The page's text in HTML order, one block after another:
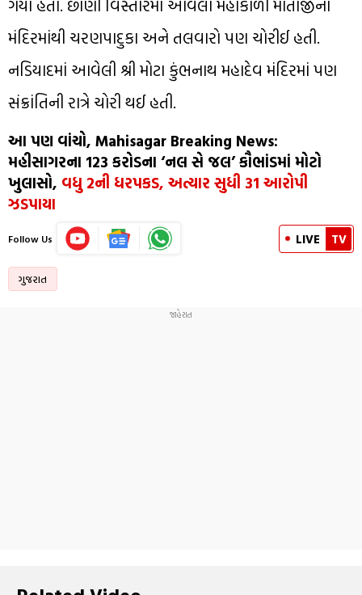
ગયા હતા. છાણી વિસ્તારમાં આવેલા મહાકાળી માતાજીના
મંદિરમાંથી ચરણપાદુકા અને તલવારો પણ ચોરીઈ હતી.
નડિયાદમાં આવેલી શ્રી મોટા કુંભનાથ મહાદેવ મંદિરમાં પણ
સંક્રાંતિની રાત્રે ચોરી થઈ હતી.
આ પણ વાંચો, Mahisagar Breaking News:
મહીસાગરના 123 કરોડના ‘નલ સે જલ’ કૌભાંડમાં મોટો
ખુલાસો, વધુ 2ની ધરપકડ, અત્યાર સુધી 31 આરોપી
ઝડપાયા
Follow Us LIVE TV
ગુજરાત